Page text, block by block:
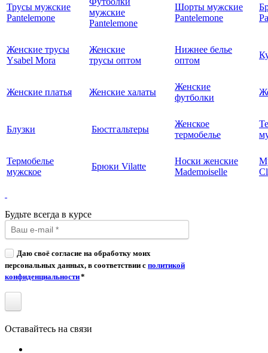
Трусы мужские
Pantelemone
мужские
Pantelemone
Шорты мужские
Pantelemone
Женские трусы
Ysabel Mora
Женские
трусы оптом
Нижнее белье
оптом
Женские платья Женские халаты
Женские
футболки
Блузки Бюстгальтеры
Женское
термобелье
Термобелье
мужское
Брюки Vilatte
Носки женские
Mademoiselle
Будьте всегда в курсе
Даю своё согласие на обработку моих
персональных данных, в соответствии с политикой
конфиденциальности*
Оставайтесь на связи